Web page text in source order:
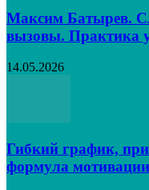
Максим Батырев.
вызовы. Практика
14.05.2026
Гибкий график,
формула